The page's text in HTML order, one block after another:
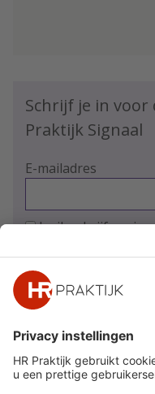
Schrijf je in
Praktijk Signaal
E-mailadres
Ja, ik schrijf me in
Snel naar